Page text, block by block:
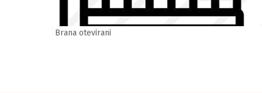
Brana otevirani